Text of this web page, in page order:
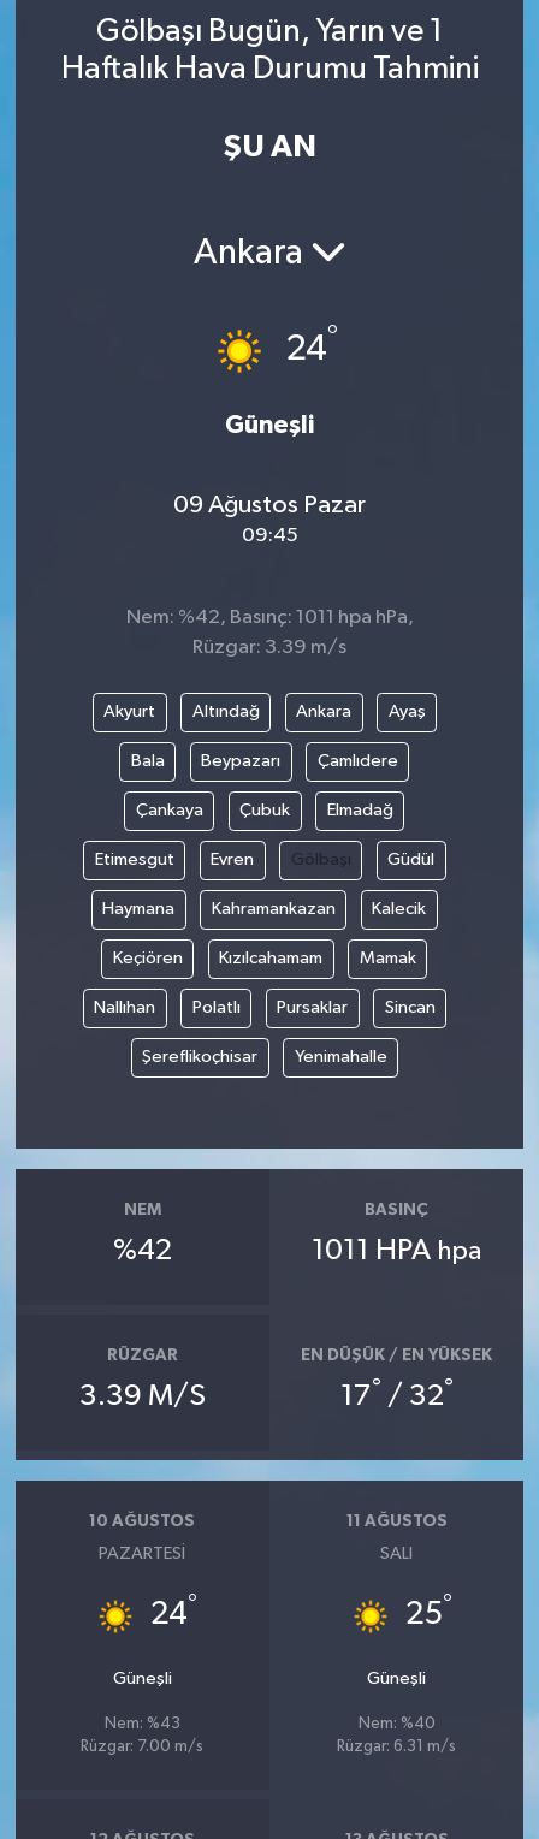
Gölbaşı Bugün, Yarın ve 1
Haftalık Hava Durumu Tahmini
ŞU AN
Ankara
24°
Güneşli
09 Ağustos Pazar
09:45
Nem: %42, Basınç: 1011 hpa hPa,
Rüzgar: 3.39 m/s
Akyurt Altındağ Ankara Ayaş
Bala Beypazarı Çamlıdere
Çankaya Çubuk Elmadağ
Etimesgut Evren Gölbaşı Güdül
Haymana Kahramankazan Kalecik
Keçiören Kızılcahamam Mamak
Nallıhan Polatlı Pursaklar Sincan
Şereflikoçhisar Yenimahalle
NEM
%42
BASINÇ
1011 HPA hpa
RÜZGAR
3.39 M/S
EN DÜŞÜK / EN YÜKSEK
17° / 32°
10 AĞUSTOS
PAZARTESI
24°
Güneşli
Nem: %43
Rüzgar: 7.00 m/s
11 AĞUSTOS
SALI
25°
Güneşli
Nem: %40
Rüzgar: 6.31 m/s
YAŞAM